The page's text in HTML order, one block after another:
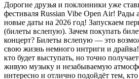
Дорогие друзья и поклонники уже
фестиваля Russian Vibe Open Air! Рады
новые даты на 2026 год! Запускаем
(билеты вслепую). Зачем покупать
концерт? Билеты вслепую — это
свою жизнь немного интриги и драйва!
кто будет выступать, но точно
живую музыку и незабываемую
интересно и отлично подойдёт тем,